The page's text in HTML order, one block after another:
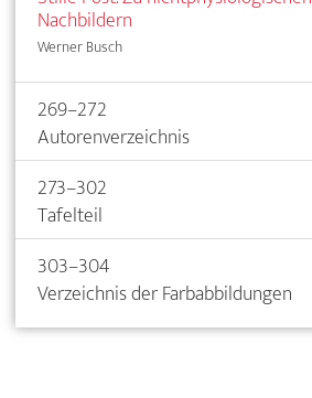
Nachbildern
Werner Busch
269–272
Autorenverzeichnis
273–302
Tafelteil
303–304
Verzeichnis der Farbabbildungen